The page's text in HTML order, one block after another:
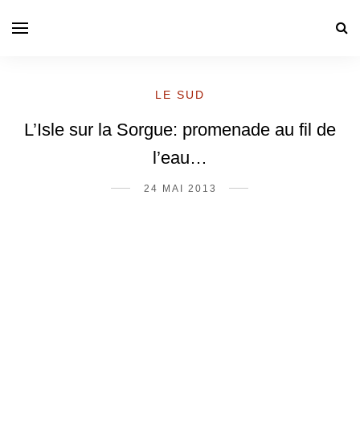
LE SUD
L’Isle sur la Sorgue: promenade au fil de
l’eau…
24 MAI 2013